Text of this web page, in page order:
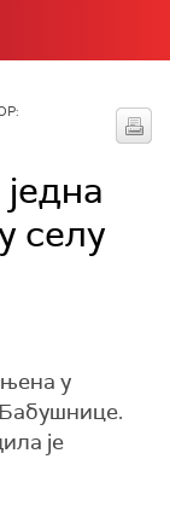
jeдна
селу
у
је